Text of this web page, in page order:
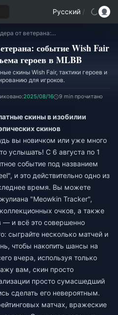
Русский /
Советы инсайдера от ветерана: событие Wish Fair и стратегии подъема героев в MLBB
событие Wish Fair
героев в MLBB
скины Wish Fair, тактики героев и
для игроков.
2025/08/16 9 min прочитано
скины в изобилии
скинов
вы новичком или уже много
услышать! С 6 августа по 1
событие под названием
и это действительно одно из
время. Вы можете
"Meowkin Tracker",
очков, а также
— и всё это совершенно
сыграйте несколько матчей и
чтобы накопить шансы на
вчера, используя только
вам, скин просто
просто сумасшедший
сделать его невероятным.
матчах, вражеские